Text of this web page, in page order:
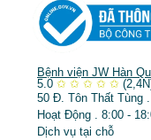
Bệnh viện JW Hàn
5.0 ✩ ✩ ✩ ✩ ✩
50 Đ. Tôn Thất Tùng .
Hoạt Động . 8:00 -
Dịch vụ tại chỗ